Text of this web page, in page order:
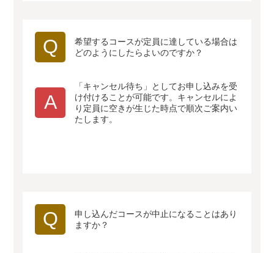
Q
希望するコースが定員に達している場合は
どのようにしたらよいのですか？
A
「キャンセル待ち」としてお申し込みを受
け付けることが可能です。キャンセルによ
り定員に空きが生じた時点で順次ご案内い
たします。
Q
申し込んだコースが中止になることはあり
ますか？